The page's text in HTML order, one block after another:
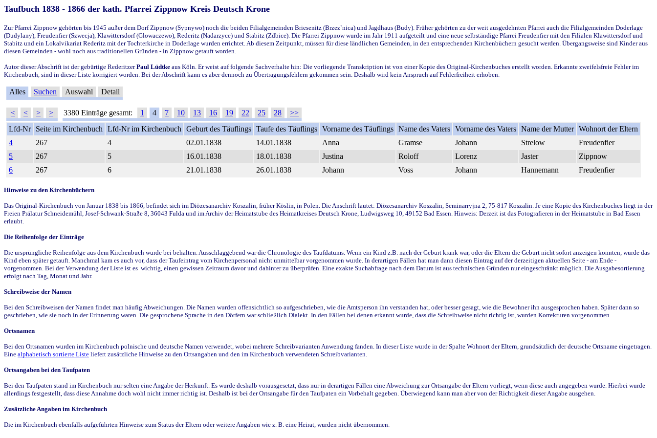
Taufbuch 1838 - 1866 der kath. Pfarrei Zippnow Kreis Deutsch Krone
Zur Pfarrei Zippnow gehörten bis 1945 außer dem Dorf Zippnow (Sypnywo) noch die beiden Filialgemeinden Briesenitz (Brzez`nica) und Jagdhaus (Budy). Früher gehörten zu der weit ausgedehnten Pfarrei auch die Filialgemeinden Doderlage
(Dudylany), Freudenfier (Szwecja), Klawittersdorf (Glowaczewo), Rederitz (Nadarzyce) und Stabitz (Zdbice). Die Pfarrei Zippnow wurde im Jahr 1911 aufgeteilt und eine neue selbständige Pfarrei Freudenfier mit den Filialen Klawittersdorf und
Stabitz und ein Lokalvikariat Rederitz mit der Tochterkirche in Doderlage wurden errichtet. Ab diesem Zeitpunkt, müssen für diese ländlichen Gemeinden, in den entsprechenden Kirchenbüchern gesucht werden. Übergangsweise sind Kinder aus
diesen Gemeinden - wohl noch aus traditionellen Gründen - in Zippnow getauft worden.
Autor dieser Abschrift ist der gebürtige RederitzerPaul Lüdtke aus Köln. Er weist auf folgende Sachverhalte hin: Die vorliegende Transkription ist von einer Kopie des Original-Kirchenbuches erstellt worden. Erkannte zweifelsfreie Fehler im
Kirchenbuch, sind in dieser Liste korrigiert worden. Bei der Abschrift kann es aber dennoch zu Übertragungsfehlern gekommen sein. Deshalb wird kein Anspruch auf Fehlerfreiheit erhoben.
Alles Suchen Auswahl Detail
|< < > >| 3380 Einträge gesamt: 1 4 7 10 13 16 19 22 25 28
>>
Lfd-Nr
Seite im Kirchenbuch Lfd-Nr im Kirchenbuch Geburt des Täuflings Taufe des Täuflings Vorname des Täuflings Name des Vaters Vorname des Vaters Name der Mutter Wohnort der Eltern
4
267 4 02.01.1838 14.01.1838 Anna Gramse Johann Strelow
Freudenfier
5
267 5 16.01.1838 18.01.1838 Justina Roloff Lorenz Jaster
Zippnow
6
267 6 21.01.1838 26.01.1838 Johann Voss Johann Hannemann Freudenfier
Hinweise zu den Kirchenbüchern
Das Original-Kirchenbuch von Januar 1838 bis 1866, befindet sich im Diözesanarchiv Koszalin, früher Köslin, in Polen. Die Anschrift lautet: Diözesanarchiv Koszalin, Seminarryjna 2, 75-817 Koszalin. Je eine Kopie des Kirchenbuches liegt in der
Freien Prälatur Schneidemühl, Josef-Schwank-Straße 8, 36043 Fulda und im Archiv der Heimatstube des Heimatkreises Deutsch Krone, Ludwigsweg 10, 49152 Bad Essen. Hinweis: Derzeit ist das Fotografieren in der Heimatstube in Bad Essen
erlaubt.
Die Reihenfolge der Einträge
Die ursprüngliche Reihenfolge aus dem Kirchenbuch wurde bei behalten. Ausschlaggebend war die Chronologie des Taufdatums. Wenn ein Kind z.B. nach der Geburt krank war, oder die Eltern die Geburt nicht sofort anzeigen konnten, wurde das
Kind eben später getauft. Manchmal kam es auch vor, dass der Taufeintrag vom Kirchenpersonal nicht unmittelbar vorgenommen wurde. In derartigen Fällen hat man dann diesen Eintrag auf der derzeitigen aktuellen Seite - am Ende -
vorgenommen. Bei der Verwendung der Liste ist es wichtig, einen gewissen Zeitraum davor und dahinter zu überprüfen. Eine exakte Suchabfrage nach dem Datum ist aus technischen Gründen nur eingeschränkt möglich. Die Ausgabesortierung
erfolgt nach Tag, Monat und Jahr.
Schreibweise der Namen
Bei den Schreibweisen der Namen findet man häufig Abweichungen. Die Namen wurden offensichtlich so aufgeschrieben, wie die Amtsperson ihn verstanden hat, oder besser gesagt, wie die Bewohner ihn ausgesprochen haben. Später dann so
geschrieben, wie sie noch in der Erinnerung waren. Die gesprochene Sprache in den Dörfern war schließlich Dialekt. In den Fällen bei denen erkannt wurde, dass die Schreibweise nicht richtig ist, wurden Korrekturen vorgenommen.
Ortsnamen
Bei den Ortsnamen wurden im Kirchenbuch polnische und deutsche Namen verwendet, wobei mehrere Schreibvarianten Anwendung fanden. In dieser Liste wurde in der Spalte Wohnort der Eltern, grundsätzlich der deutsche Ortsname eingetragen.
Eine alphabetisch sortierte Liste liefert zusätzliche Hinweise zu den Ortsangaben und den im Kirchenbuch verwendeten Schreibvarianten.
Ortsangaben bei den Taufpaten
Bei den Taufpaten stand im Kirchenbuch nur selten eine Angabe der Herkunft. Es wurde deshalb vorausgesetzt, dass nur in derartigen Fällen eine Abweichung zur Ortsangabe der Eltern vorliegt, wenn diese auch angegeben wurde. Hierbei wurde
allerdings festgestellt, dass diese Annahme doch wohl nicht immer richtig ist. Deshalb ist bei der Ortsangabe für den Taufpaten ein Vorbehalt gegeben. Überwiegend kann man aber von der Richtigkeit dieser Angabe ausgehen.
Zusätzliche Angaben im Kirchenbuch
Die im Kirchenbuch ebenfalls aufgeführten Hinweise zum Status der Eltern oder weitere Angaben wie z. B. eine Heirat, wurden nicht übernommen.